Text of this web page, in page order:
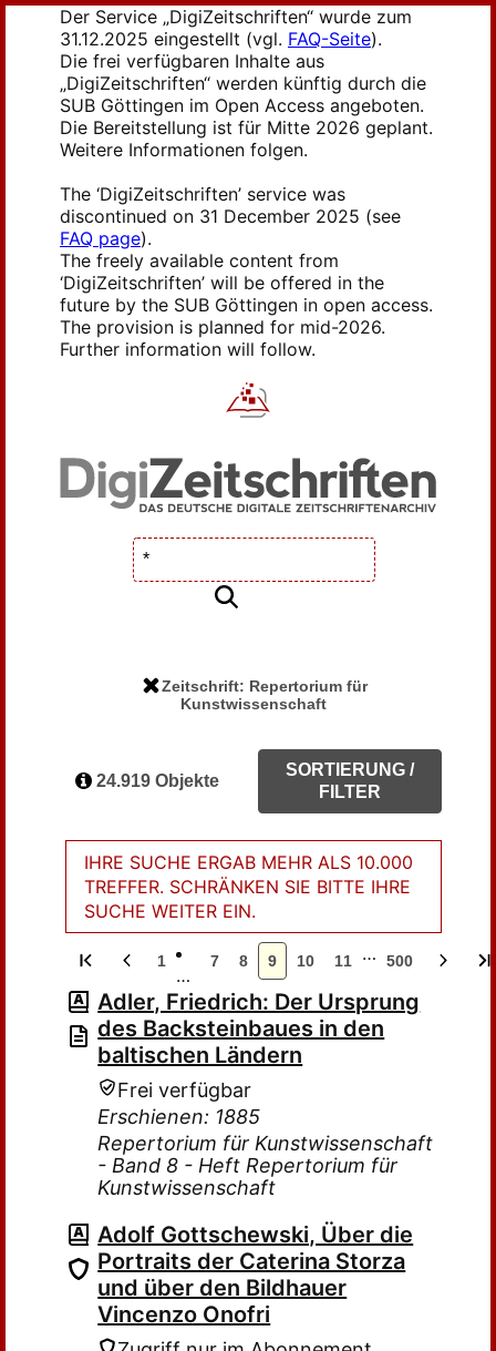
Der Service „DigiZeitschriften“ wurde zum
31.12.2025 eingestellt (vgl. FAQ-Seite).
Die frei verfügbaren Inhalte aus
„DigiZeitschriften“ werden künftig durch die
SUB Göttingen im Open Access angeboten.
Die Bereitstellung ist für Mitte 2026 geplant.
Weitere Informationen folgen.
The ‘DigiZeitschriften’ service was
discontinued on 31 December 2025 (see
FAQ page).
The freely available content from
‘DigiZeitschriften’ will be offered in the
future by the SUB Göttingen in open access.
The provision is planned for mid-2026.
Further information will follow.
Zeitschrift: Repertorium für
Kunstwissenschaft
24.919 Objekte
SORTIERUNG /
FILTER
IHRE SUCHE ERGAB MEHR ALS 10.000
TREFFER. SCHRÄNKEN SIE BITTE IHRE
SUCHE WEITER EIN.
1
…
7 8 9 10 11 … 500
Adler, Friedrich: Der Ursprung
des Backsteinbaues in den
baltischen Ländern
Frei verfügbar
Erschienen: 1885
Repertorium für Kunstwissenschaft
- Band 8 - Heft Repertorium für
Kunstwissenschaft
Adolf Gottschewski, Über die
Portraits der Caterina Storza
und über den Bildhauer
Vincenzo Onofri